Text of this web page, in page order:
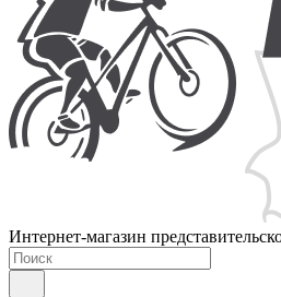
Интернет-магазин